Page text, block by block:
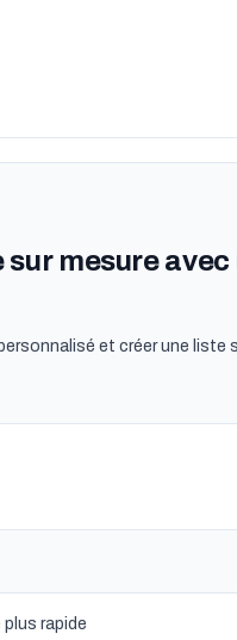
mesure avec
et créer une liste
plus rapide